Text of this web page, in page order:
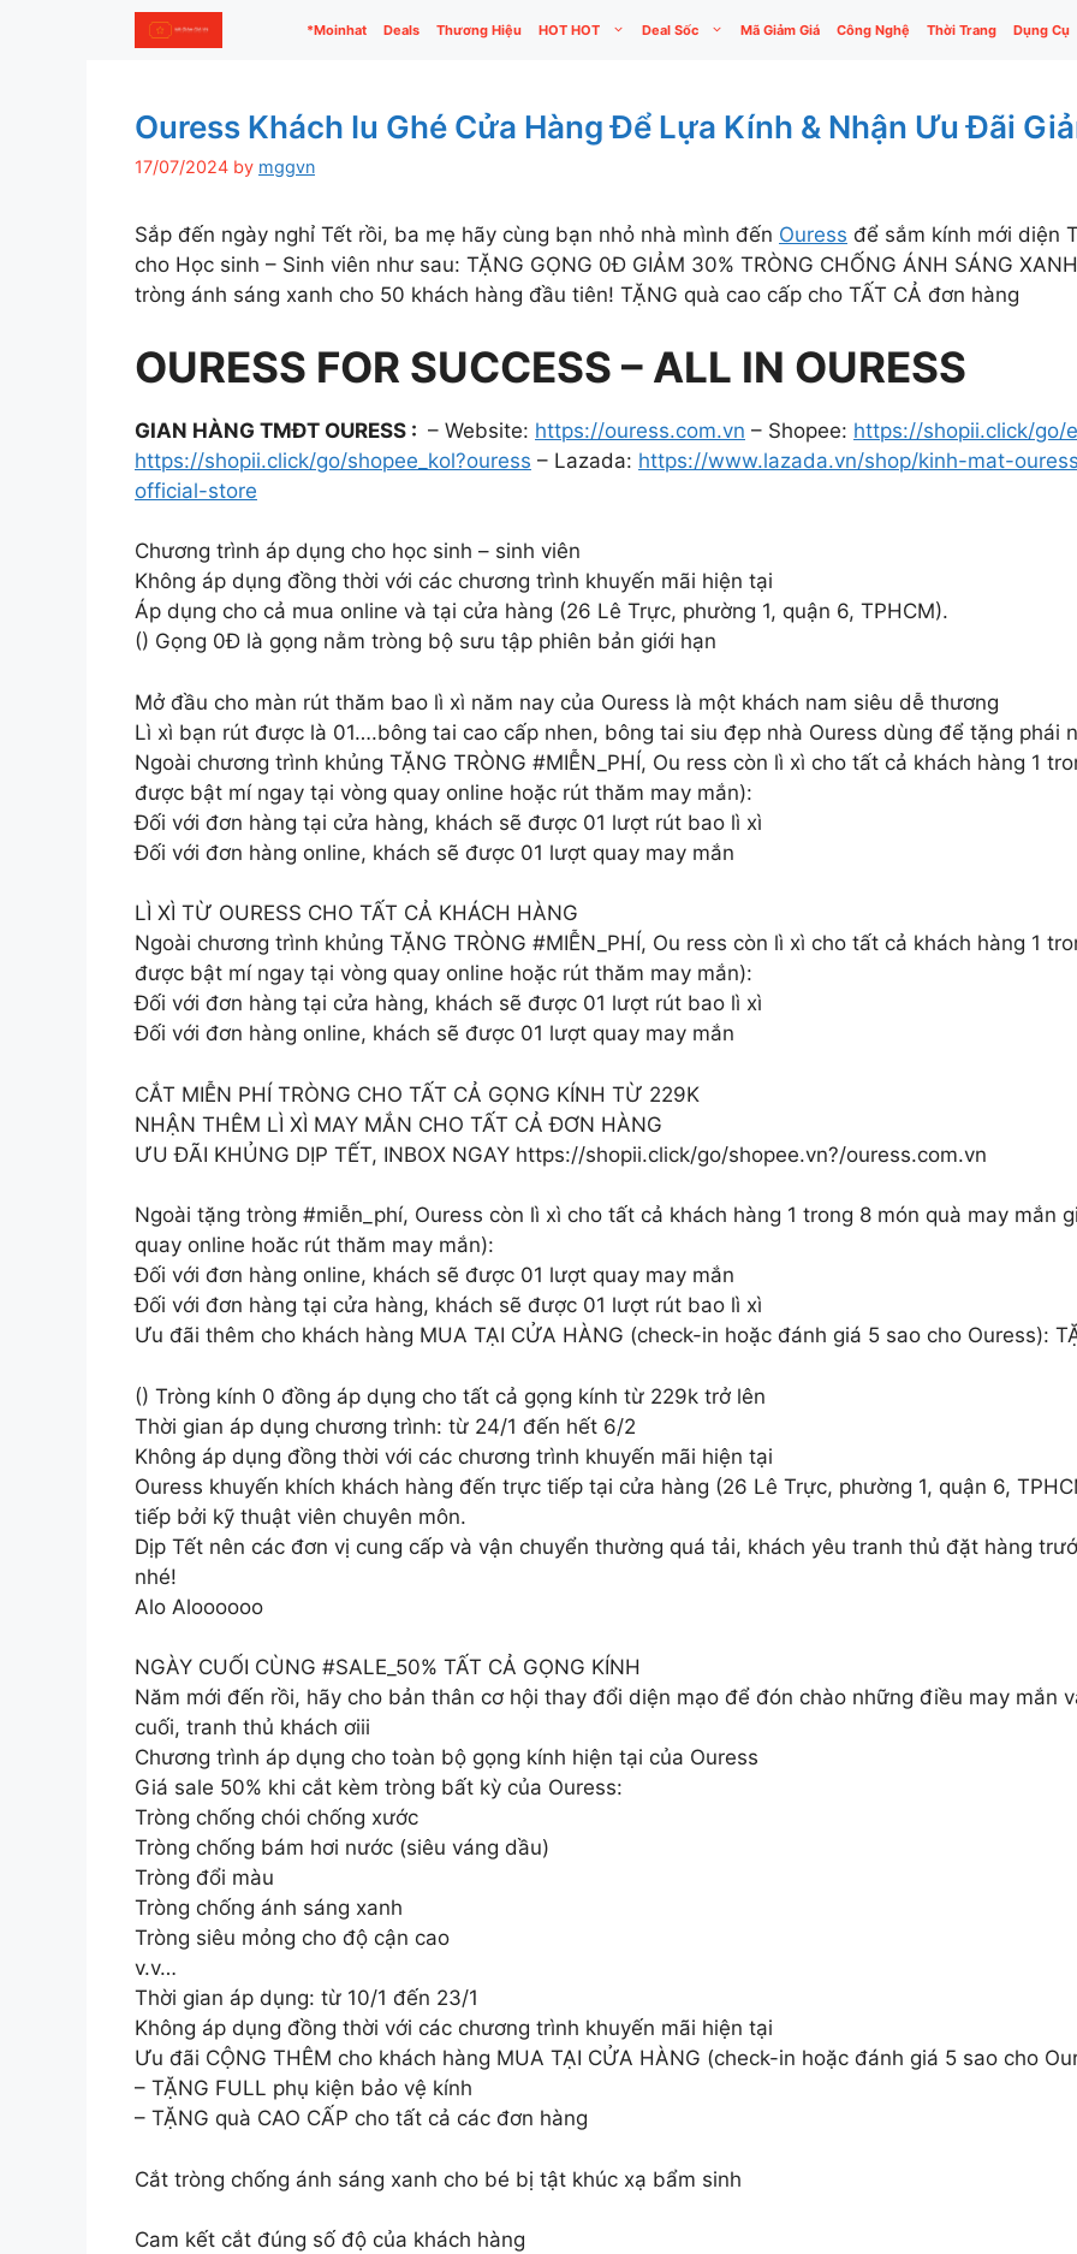
*Moinhat Deals Thương Hiệu HOT HOT Deal Sốc Mã Giảm Giá Công Nghệ Thời Trang Dụng Cụ
Ouress Khách Iu Ghé Cửa Hàng Để Lựa Kính & Nhận Ưu Đãi
17/07/2024 by mggvn
Sắp đến ngày nghỉ Tết rồi, ba mẹ hãy cùng bạn nhỏ nhà mình đến Ouress để sắm kính mới diện
cho Học sinh – Sinh viên như sau: TẶNG GỌNG 0Đ GIẢM 30% TRÒNG CHỐNG ÁNH SÁNG
tròng ánh sáng xanh cho 50 khách hàng đầu tiên! TẶNG quà cao cấp cho TẤT CẢ đơn hàng
OURESS FOR SUCCESS – ALL IN OURESS
GIAN HÀNG TMĐT OURESS : – Website: https://ouress.com.vn – Shopee: https://shopii.click/go/
https://shopii.click/go/shopee_kol?ouress – Lazada: https://www.lazada.vn/shop/kinh-mat-ouress
official-store
Chương trình áp dụng cho học sinh – sinh viên
Không áp dụng đồng thời với các chương trình khuyến mãi hiện tại
Áp dụng cho cả mua online và tại cửa hàng (26 Lê Trực, phường 1, quận 6, TPHCM).
() Gọng 0Đ là gọng nằm tròng bộ sưu tập phiên bản giới hạn
Mở đầu cho màn rút thăm bao lì xì năm nay của Ouress là một khách nam siêu dễ thương
Lì xì bạn rút được là 01….bông tai cao cấp nhen, bông tai siu đẹp nhà Ouress dùng để tặng phái
Ngoài chương trình khủng TẶNG TRÒNG #MIỄN_PHÍ, Ou ress còn lì xì cho tất cả khách hàng 1
được bật mí ngay tại vòng quay online hoặc rút thăm may mắn):
Đối với đơn hàng tại cửa hàng, khách sẽ được 01 lượt rút bao lì xì
Đối với đơn hàng online, khách sẽ được 01 lượt quay may mắn
LÌ XÌ TỪ OURESS CHO TẤT CẢ KHÁCH HÀNG
Ngoài chương trình khủng TẶNG TRÒNG #MIỄN_PHÍ, Ou ress còn lì xì cho tất cả khách hàng 1
được bật mí ngay tại vòng quay online hoặc rút thăm may mắn):
Đối với đơn hàng tại cửa hàng, khách sẽ được 01 lượt rút bao lì xì
Đối với đơn hàng online, khách sẽ được 01 lượt quay may mắn
CẮT MIỄN PHÍ TRÒNG CHO TẤT CẢ GỌNG KÍNH TỪ 229K
NHẬN THÊM LÌ XÌ MAY MẮN CHO TẤT CẢ ĐƠN HÀNG
ƯU ĐÃI KHỦNG DỊP TẾT, INBOX NGAY https://shopii.click/go/shopee.vn?/ouress.com.vn
Ngoài tặng tròng #miễn_phí, Ouress còn lì xì cho tất cả khách hàng 1 trong 8 món quà may mắn
quay online hoăc rút thăm may mắn):
Đối với đơn hàng online, khách sẽ được 01 lượt quay may mắn
Đối với đơn hàng tại cửa hàng, khách sẽ được 01 lượt rút bao lì xì
Ưu đãi thêm cho khách hàng MUA TẠI CỬA HÀNG (check-in hoặc đánh giá 5 sao cho Ouress):
() Tròng kính 0 đồng áp dụng cho tất cả gọng kính từ 229k trở lên
Thời gian áp dụng chương trình: từ 24/1 đến hết 6/2
Không áp dụng đồng thời với các chương trình khuyến mãi hiện tại
Ouress khuyến khích khách hàng đến trực tiếp tại cửa hàng (26 Lê Trực, phường 1, quận 6,
tiếp bởi kỹ thuật viên chuyên môn.
Dịp Tết nên các đơn vị cung cấp và vận chuyển thường quá tải, khách yêu tranh thủ đặt hàng
nhé!
Alo Aloooooo
NGÀY CUỐI CÙNG #SALE_50% TẤT CẢ GỌNG KÍNH
Năm mới đến rồi, hãy cho bản thân cơ hội thay đổi diện mạo để đón chào những điều may mắn
cuối, tranh thủ khách ơiii
Chương trình áp dụng cho toàn bộ gọng kính hiện tại của Ouress
Giá sale 50% khi cắt kèm tròng bất kỳ của Ouress:
Tròng chống chói chống xước
Tròng chống bám hơi nước (siêu váng dầu)
Tròng đổi màu
Tròng chống ánh sáng xanh
Tròng siêu mỏng cho độ cận cao
v.v…
Thời gian áp dụng: từ 10/1 đến 23/1
Không áp dụng đồng thời với các chương trình khuyến mãi hiện tại
Ưu đãi CỘNG THÊM cho khách hàng MUA TẠI CỬA HÀNG (check-in hoặc đánh giá 5 sao cho
– TẶNG FULL phụ kiện bảo vệ kính
– TẶNG quà CAO CẤP cho tất cả các đơn hàng
Cắt tròng chống ánh sáng xanh cho bé bị tật khúc xạ bẩm sinh
Cam kết cắt đúng số độ của khách hàng